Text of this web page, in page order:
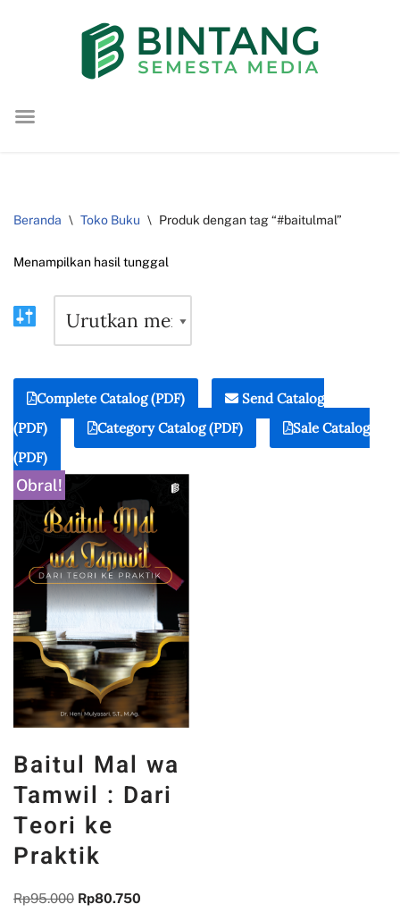
konten
Beranda \ Toko Buku \ Produk dengan tag “#baitulmal”
Menampilkan hasil tunggal
Complete Catalog (PDF)
Send Catalog
(PDF)
Category Catalog (PDF)
Sale Catalog
(PDF)
Obral!
Baitul Mal wa
Tamwil : Dari
Teori ke
Praktik
Rp95.000 Rp80.750